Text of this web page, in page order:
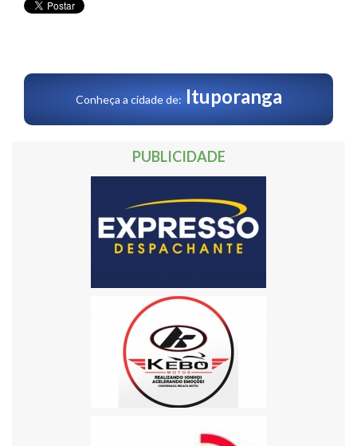
Conheça a cidade de: Ituporanga
PUBLICIDADE